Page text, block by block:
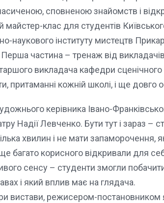
сповненою знайомств і
клас для студентів Київського
наукового інституту мистецтв
частина – тренаж від
викладача кафедри
притаманні кожній школі, і ще довго
керівника Івано-
Надії Левченко. Бути тут і зараз
хвилин і не мати
багато корисного відкривали для
сенсу – студенти змогли
і який вплив має на глядача.
вистави, режисером-